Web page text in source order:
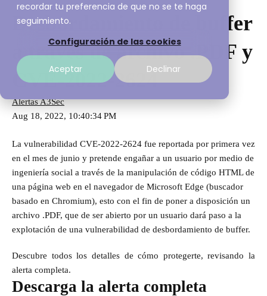
recordar tu preferencia de que no se te haga
seguimiento.
Configuración de las cookies
Aceptar Declinar
Desbordamiento de buffer
a través de archivo .PDF y
CVE-2022-2624
Alertas A3Sec
Aug 18, 2022, 10:40:34 PM
La vulnerabilidad CVE-2022-2624 fue reportada por primera vez
en el mes de junio y pretende engañar a un usuario por medio de
ingeniería social a través de la manipulación de código HTML de
una página web en el navegador de Microsoft Edge (buscador
basado en Chromium), esto con el fin de poner a disposición un
archivo .PDF, que de ser abierto por un usuario dará paso a la
explotación de una vulnerabilidad de desbordamiento de buffer.
Descubre todos los detalles de cómo protegerte, revisando la
alerta completa.
Descarga la alerta completa